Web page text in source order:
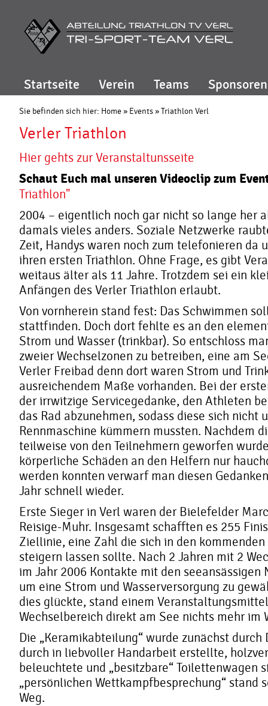
Startseite Verein Teams Sponsoren
Sie befinden sich hier: Home» Events»Triathlon Verl
Verler Triathlon
Hier gehts zur Veranstaltunsseite
Schaut Euch mal unseren Videoclip zum
Triathlon"
2004 – eigentlich noch gar nicht so lange her
damals vieles anders. Soziale Netzwerke
Zeit, Handys waren noch zum telefonieren da
ihren ersten Triathlon. Ohne Frage, es gibt
weitaus älter als 11 Jahre. Trotzdem sei ein
Anfängen des Verler Triathlon erlaubt.
Von vornherein stand fest: Das Schwimmen
stattfinden. Doch dort fehlte es an den
Strom und Wasser (trinkbar). So entschloss
zweier Wechselzonen zu betreiben, eine am
Verler Freibad denn dort waren Strom und
ausreichendem Maße vorhanden. Bei der
der irrwitzige Servicegedanke, den Athleten
das Rad abzunehmen, sodass diese sich nicht
Rennmaschine kümmern mussten. Nachdem
teilweise von den Teilnehmern geworfen
körperliche Schäden an den Helfern nur
werden konnten verwarf man diesen
Jahr schnell wieder.
Erste Sieger in Verl waren der Bielefelder
Reisige-Muhr. Insgesamt schafften es 255
Ziellinie, eine Zahl die sich in den
steigern lassen sollte. Nach 2 Jahren mit 2
im Jahr 2006 Kontakte mit den seeansässigen
um eine Strom und Wasserversorgung zu
dies glückte, stand einem
Wechselbereich direkt am See nichts mehr im
Die „Keramikabteilung“ wurde zunächst durch
durch in liebvoller Handarbeit erstellte,
beleuchtete und „besitzbare“ Toilettenwagen
„persönlichen Wettkampfbesprechung“ stand
Weg.